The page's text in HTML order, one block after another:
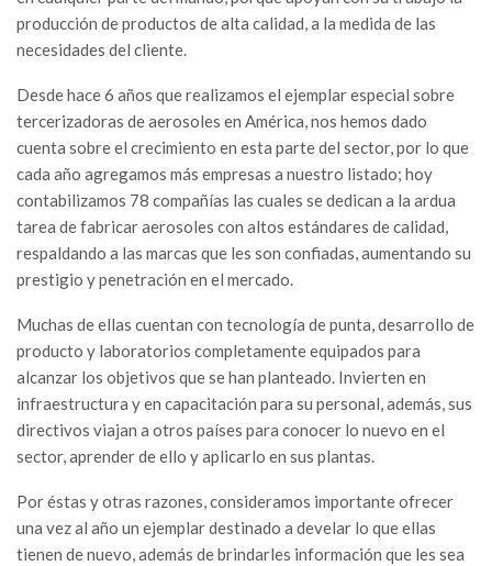
producción de productos de alta calidad, a la medida de las
necesidades del cliente.
Desde hace 6 años que realizamos el ejemplar especial sobre
tercerizadoras de aerosoles en América, nos hemos dado
cuenta sobre el crecimiento en esta parte del sector, por lo que
cada año agregamos más empresas a nuestro listado; hoy
contabilizamos 78 compañías las cuales se dedican a la ardua
tarea de fabricar aerosoles con altos estándares de calidad,
respaldando a las marcas que les son confiadas, aumentando su
prestigio y penetración en el mercado.
Muchas de ellas cuentan con tecnología de punta, desarrollo de
producto y laboratorios completamente equipados para
alcanzar los objetivos que se han planteado. Invierten en
infraestructura y en capacitación para su personal, además, sus
directivos viajan a otros países para conocer lo nuevo en el
sector, aprender de ello y aplicarlo en sus plantas.
Por éstas y otras razones, consideramos importante ofrecer
una vez al año un ejemplar destinado a develar lo que ellas
tienen de nuevo, además de brindarles información que les sea